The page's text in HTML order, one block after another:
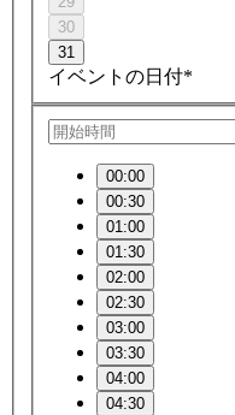
30
31
イベントの日付*
00:00
00:30
01:00
01:30
02:00
02:30
03:00
03:30
04:00
04:30